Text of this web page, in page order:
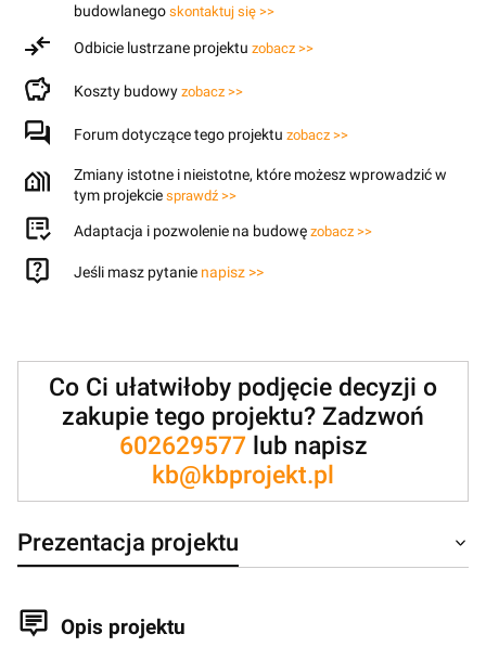
budowlanego skontaktuj się >>
Odbicie lustrzane projektu zobacz >>
Koszty budowy zobacz >>
Forum dotyczące tego projektu zobacz >>
Zmiany istotne i nieistotne, które możesz wprowadzić w
tym projekcie sprawdź >>
Adaptacja i pozwolenie na budowę zobacz >>
Jeśli masz pytanie napisz >>
Co Ci ułatwiłoby podjęcie decyzji o
zakupie tego projektu? Zadzwoń
602629577lub napisz
kb@kbprojekt.pl
Prezentacja projektu
Opis projektu